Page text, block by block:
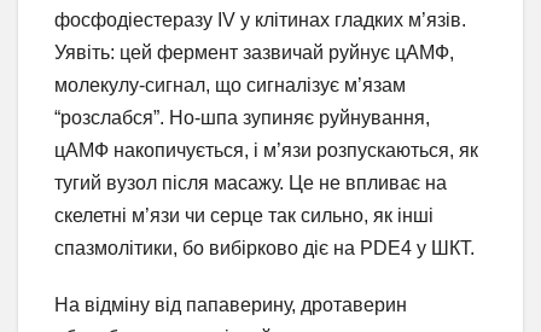
фосфодіестеразу IV у клітинах гладких м’язів.
Уявіть: цей фермент зазвичай руйнує цАМФ,
молекулу-сигнал, що сигналізує м’язам
“розслабся”. Но-шпа зупиняє руйнування,
цАМФ накопичується, і м’язи розпускаються, як
тугий вузол після масажу. Це не впливає на
скелетні м’язи чи серце так сильно, як інші
спазмолітики, бо вибірково діє на PDE4 у ШКТ.
На відміну від папаверину, дротаверин